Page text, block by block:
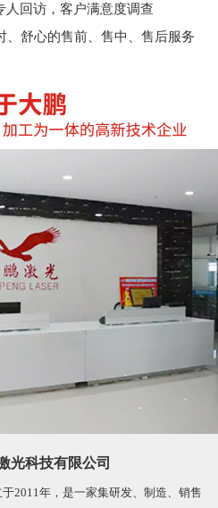
回访，客户满意度调查
、舒心的售前、售中、售后服务
光科技有限公司
2011年，是一家集研发、制造、销售